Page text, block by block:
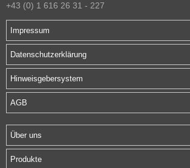
+43 (0) 1 616 26 31 - 227
Impressum
Datenschutzerklärung
Hinweisgebersystem
AGB
Über uns
Produkte